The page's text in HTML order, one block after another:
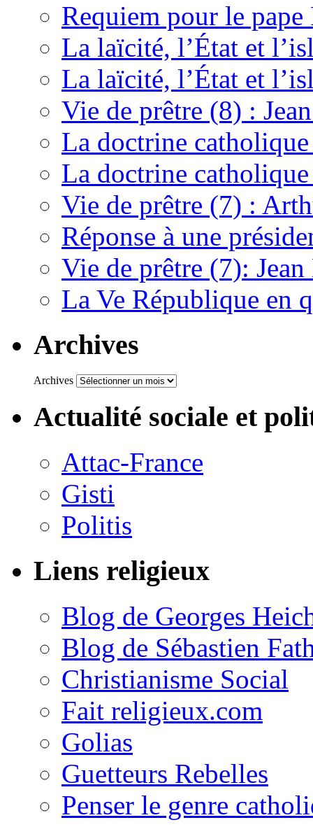
Requiem pour le pape
La laïcité, l’État et
La laïcité, l’État et
Vie de prêtre (8) :
La doctrine
La doctrine
Vie de prêtre (7) :
Réponse à une
Vie de prêtre (7):
La Ve République en
Archives
Archives
Actualité sociale et
Attac-France
Gisti
Politis
Liens religieux
Blog de Georges
Blog de Sébastien
Christianisme Social
Fait religieux.com
Golias
Guetteurs Rebelles
Penser le genre